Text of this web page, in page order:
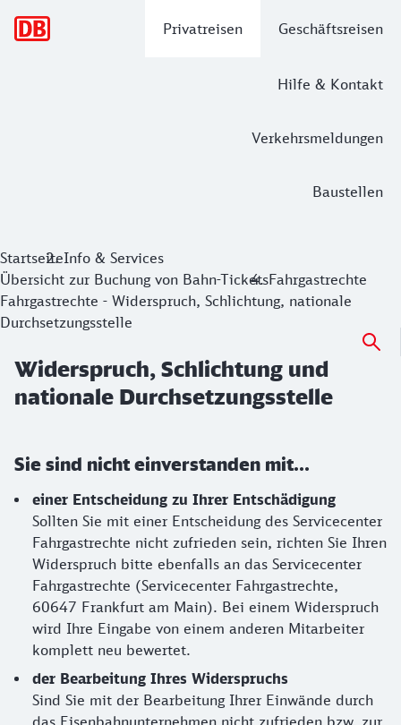
Privatreisen Geschäftsreisen
Hilfe & Kontakt
Verkehrsmeldungen
Baustellen
Widerspruch, Schlichtung und
StartseiteInfo & Services
Übersicht zur Buchung von Bahn-TicketsFahrgastrechte
Fahrgastrechte - Widerspruch, Schlichtung, nationale
Durchsetzungsstelle
Widerspruch, Schlichtung und
nationale Durchsetzungsstelle
Sie sind nicht einverstanden mit...
einer Entscheidung zu Ihrer Entschädigung
Sollten Sie mit einer Entscheidung des Servicecenter
Fahrgastrechte nicht zufrieden sein, richten Sie Ihren
Widerspruch bitte ebenfalls an das Servicecenter
Fahrgastrechte (Servicecenter Fahrgastrechte,
60647 Frankfurt am Main). Bei einem Widerspruch
wird Ihre Eingabe von einem anderen Mitarbeiter
komplett neu bewertet.
der Bearbeitung Ihres Widerspruchs
Sind Sie mit der Bearbeitung Ihrer Einwände durch
das Eisenbahnunternehmen nicht zufrieden bzw. zur